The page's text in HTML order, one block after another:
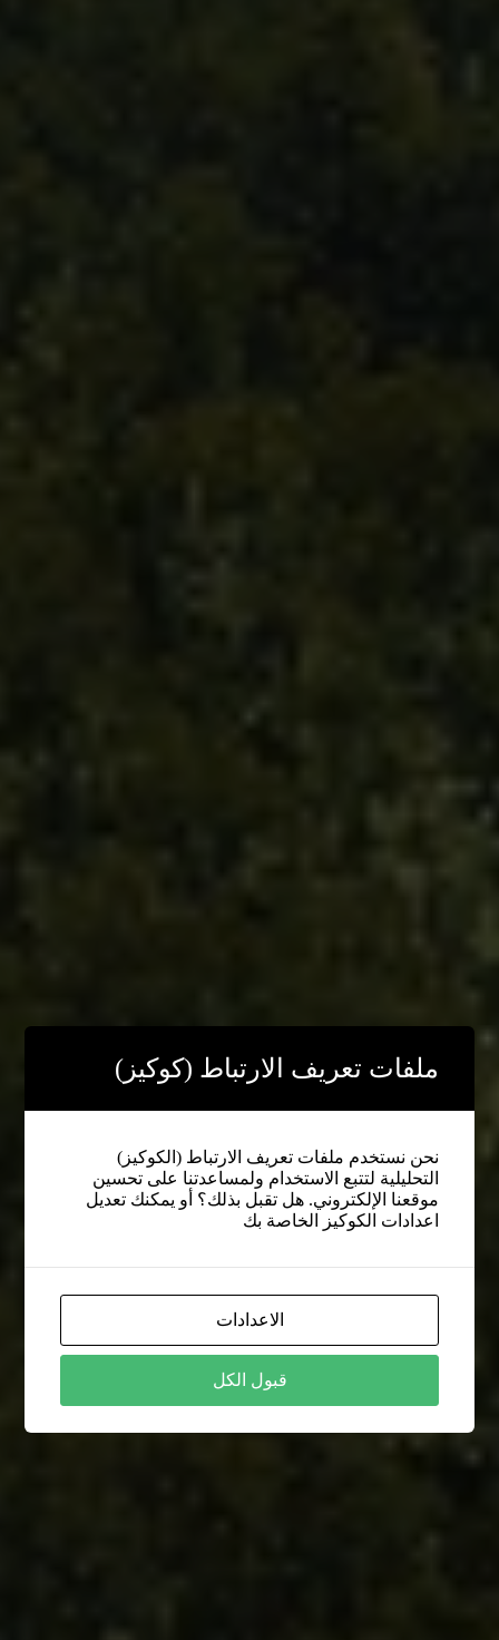
ملفات تعريف الارتباط (كوكيز)
نحن نستخدم ملفات تعريف الارتباط (الكوكيز)
التحليلية لتتبع الاستخدام ولمساعدتنا على تحسين
موقعنا الإلكتروني. هل تقبل بذلك؟ أو يمكنك تعديل
اعدادات الكوكيز الخاصة بك
الاعدادات
قبول الكل